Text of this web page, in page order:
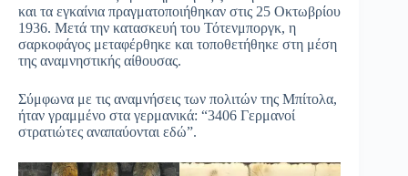
και τα εγκαίνια πραγματοποιήθηκαν στις 25 Οκτωβρίου
1936. Μετά την κατασκευή του Τότενμποργκ, η
σαρκοφάγος μεταφέρθηκε και τοποθετήθηκε στη μέση
της αναμνηστικής αίθουσας.
Σύμφωνα με τις αναμνήσεις των πολιτών της Μπίτολα,
ήταν γραμμένο στα γερμανικά: “3406 Γερμανοί
στρατιώτες αναπαύονται εδώ”.